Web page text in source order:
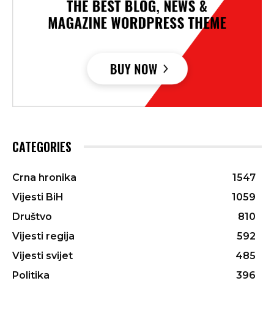
CATEGORIES
Crna hronika
1547
Vijesti BiH
1059
Društvo
810
Vijesti regija
592
Vijesti svijet
485
Politika
396